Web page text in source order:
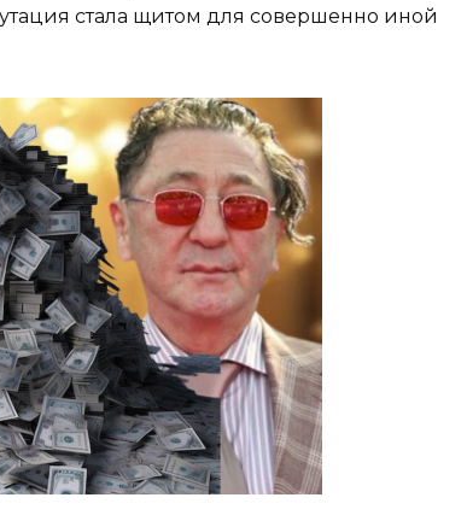
стала щитом для совершенно иной